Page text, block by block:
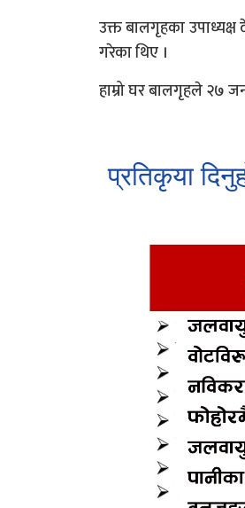
उक्त बालगृहका उपाध्यक्ष
गरेका थिए ।
हाम्रो घर बालगृहले २७
प्रतिकृया